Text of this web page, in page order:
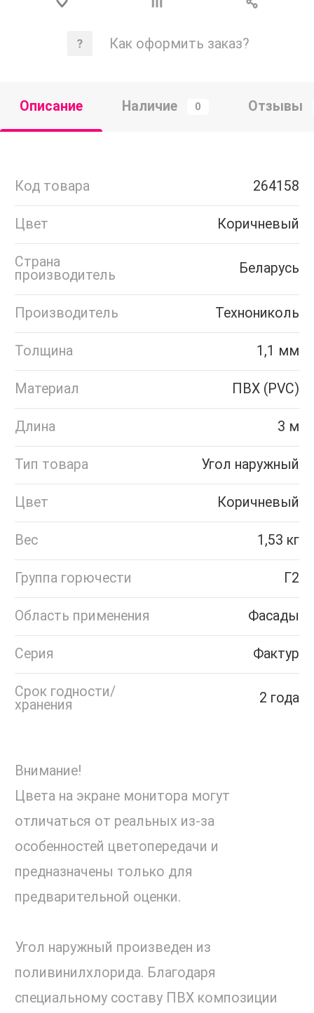
Как оформить заказ?
Описание Наличие 0 Отзывы
Код товара 264158
Цвет Коричневый
Страна
производитель
Беларусь
Производитель Технониколь
Толщина 1,1 мм
Материал ПВХ (PVC)
Длина 3 м
Тип товара Угол наружный
Цвет Коричневый
Вес 1,53 кг
Группа горючести Г2
Область применения Фасады
Серия Фактур
Срок годности/
хранения
2 года
Внимание!
Цвета на экране монитора могут
отличаться от реальных из-за
особенностей цветопередачи и
предназначены только для
предварительной оценки.
Угол наружный произведен из
поливинилхлорида. Благодаря
специальному составу ПВХ композиции